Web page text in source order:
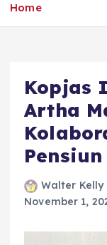
Home
Kopjas
Artha
Walter Kelly
November 1,